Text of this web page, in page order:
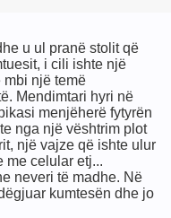
u ul pranë stolit që
i cili ishte një
mbi një temë
Mendimtari hyri në
menjëherë fytyrën
nga një vështrim plot
një vajze që ishte ulur
me celular etj...
neveri të madhe. Në
kumtesën dhe jo